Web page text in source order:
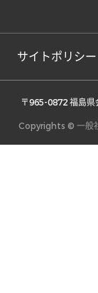
サイトポリシー
〒965-0872 福島
Copyrights © 一般